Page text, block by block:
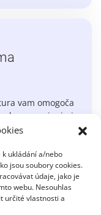
ukládání a/nebo
jsou soubory cookies.
údaje, jako je
webu. Nesouhlas
určité vlastnosti a
vam omogoča
z nagrajenimi
Adlumin